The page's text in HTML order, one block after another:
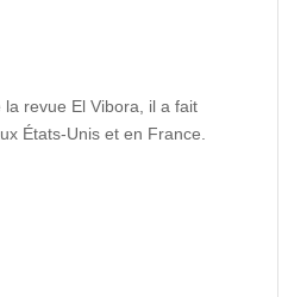
revue El Vibora, il a fait
États-Unis et en France.